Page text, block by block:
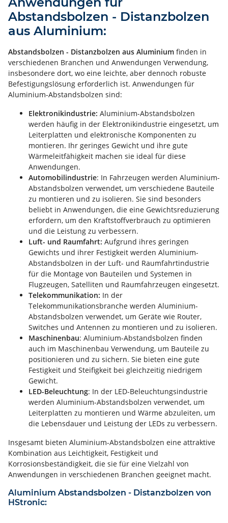
Abstandsbolzen - Distanzbolzen
aus Aluminium:
Abstandsbolzen - Distanzbolzen aus Aluminium finden in
verschiedenen Branchen und Anwendungen Verwendung,
insbesondere dort, wo eine leichte, aber dennoch robuste
Befestigungslösung erforderlich ist. Anwendungen für
Aluminium-Abstandsbolzen sind:
Elektronikindustrie: Aluminium-Abstandsbolzen
werden häufig in der Elektronikindustrie eingesetzt, um
Leiterplatten und elektronische Komponenten zu
montieren. Ihr geringes Gewicht und ihre gute
Wärmeleitfähigkeit machen sie ideal für diese
Anwendungen.
Automobilindustrie: In Fahrzeugen werden Aluminium-
Abstandsbolzen verwendet, um verschiedene Bauteile
zu montieren und zu isolieren. Sie sind besonders
beliebt in Anwendungen, die eine Gewichtsreduzierung
erfordern, um den Kraftstoffverbrauch zu optimieren
und die Leistung zu verbessern.
Luft- und Raumfahrt: Aufgrund ihres geringen
Gewichts und ihrer Festigkeit werden Aluminium-
Abstandsbolzen in der Luft- und Raumfahrtindustrie
für die Montage von Bauteilen und Systemen in
Flugzeugen, Satelliten und Raumfahrzeugen eingesetzt.
Telekommunikation: In der
Telekommunikationsbranche werden Aluminium-
Abstandsbolzen verwendet, um Geräte wie Router,
Switches und Antennen zu montieren und zu isolieren.
Maschinenbau: Aluminium-Abstandsbolzen finden
auch im Maschinenbau Verwendung, um Bauteile zu
positionieren und zu sichern. Sie bieten eine gute
Festigkeit und Steifigkeit bei gleichzeitig niedrigem
Gewicht.
LED-Beleuchtung: In der LED-Beleuchtungsindustrie
werden Aluminium-Abstandsbolzen verwendet, um
Leiterplatten zu montieren und Wärme abzuleiten, um
die Lebensdauer und Leistung der LEDs zu verbessern.
Insgesamt bieten Aluminium-Abstandsbolzen eine attraktive
Kombination aus Leichtigkeit, Festigkeit und
Korrosionsbeständigkeit, die sie für eine Vielzahl von
Anwendungen in verschiedenen Branchen geeignet macht.
Aluminium Abstandsbolzen - Distanzbolzen von
HStronic: